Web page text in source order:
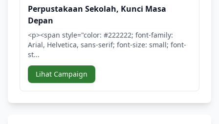
Perpustakaan Sekolah, Kunci Masa
Depan
<p><span style="color: #222222; font-family:
Arial, Helvetica, sans-serif; font-size: small; font-
st...
Lihat Campaign